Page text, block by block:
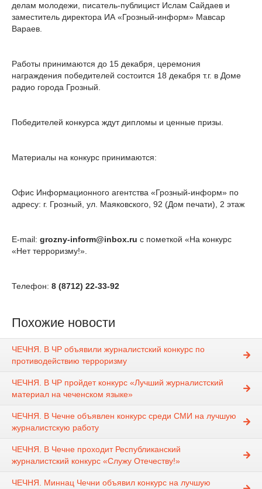
делам молодежи, писатель-публицист Ислам Сайдаев и
заместитель директора ИА «Грозный-информ» Мавсар
Вараев.
Работы принимаются до 15 декабря, церемония
награждения победителей состоится 18 декабря т.г. в Доме
радио города Грозный.
Победителей конкурса ждут дипломы и ценные призы.
Материалы на конкурс принимаются:
Офис Информационного агентства «Грозный-информ» по
адресу: г. Грозный, ул. Маяковского, 92 (Дом печати), 2 этаж
E-mail: grozny-inform@inbox.ru с пометкой «На конкурс
«Нет терроризму!».
Телефон: 8 (8712) 22-33-92
Похожие новости
ЧЕЧНЯ. В ЧР объявили журналистский конкурс по
противодействию терроризму
ЧЕЧНЯ. В ЧР пройдет конкурс «Лучший журналистский
материал на чеченском языке»
ЧЕЧНЯ. В Чечне объявлен конкурс среди СМИ на лучшую
журналистскую работу
ЧЕЧНЯ. В Чечне проходит Республиканский
журналистский конкурс «Служу Отечеству!»
ЧЕЧНЯ. Миннац Чечни объявил конкурс на лучшую